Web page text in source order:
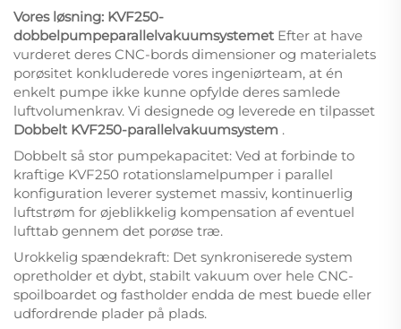
Vores løsning: KVF250-
dobbelpumpeparallelvakuumsystemet Efter at have
vurderet deres CNC-bords dimensioner og materialets
porøsitet konkluderede vores ingeniørteam, at én
enkelt pumpe ikke kunne opfylde deres samlede
luftvolumenkrav. Vi designede og leverede en tilpasset
Dobbelt KVF250-parallelvakuumsystem .
Dobbelt så stor pumpekapacitet: Ved at forbinde to
kraftige KVF250 rotationslamelpumper i parallel
konfiguration leverer systemet massiv, kontinuerlig
luftstrøm for øjeblikkelig kompensation af eventuel
lufttab gennem det porøse træ.
Urokkelig spændekraft: Det synkroniserede system
opretholder et dybt, stabilt vakuum over hele CNC-
spoilboardet og fastholder endda de mest buede eller
udfordrende plader på plads.